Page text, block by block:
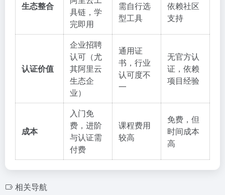
生态整合
具链，学
完即用
需自行选
型工具
依赖社区
支持
认证价值
企业招聘
认可（尤
其阿里云
生态企
业）
通用证
书，行业
认可度不
一
无官方认
证，依赖
项目经验
成本
入门免
费，进阶
与认证需
付费
课程费用
较高
免费，但
时间成本
高
相关导航